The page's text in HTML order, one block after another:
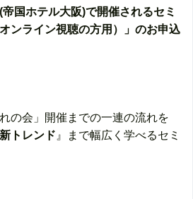
帝国ホテル大阪)で開催されるセミ
ンライン視聴の方用）」のお申込
の会」開催までの一連の流れを
トレンド 』まで幅広く学べるセミ